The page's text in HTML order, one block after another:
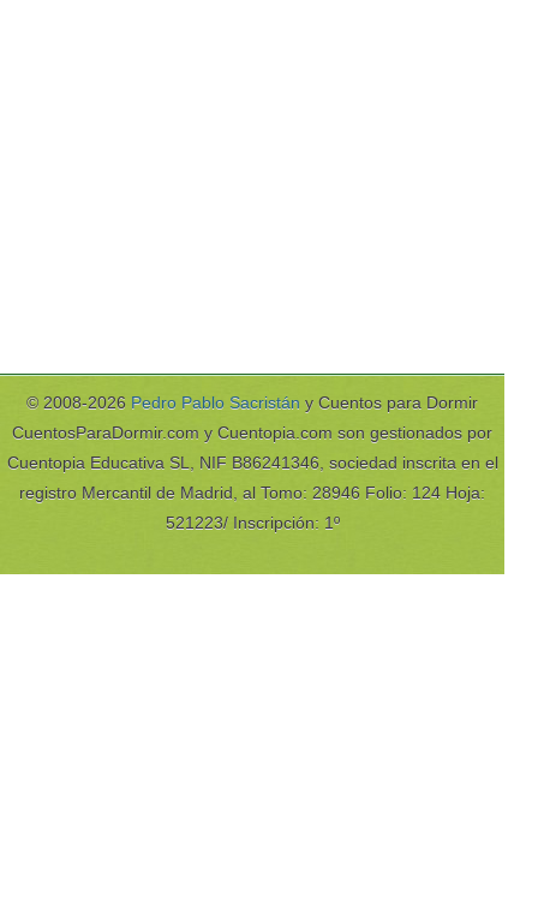
© 2008-2026 Pedro Pablo Sacristán y Cuentos para Dormir
CuentosParaDormir.com y Cuentopia.com son gestionados por
Cuentopia Educativa SL, NIF B86241346, sociedad inscrita en el
registro Mercantil de Madrid, al Tomo: 28946 Folio: 124 Hoja:
521223/ Inscripción: 1º